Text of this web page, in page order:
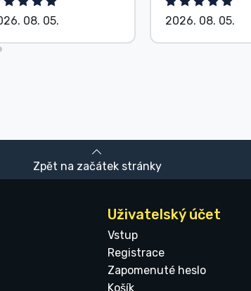
08. 05. 2026. 08. 05.
Zpět na začátek stránky
Uživatelský účet
Vstup
Registrace
Zapomenuté heslo
Košík